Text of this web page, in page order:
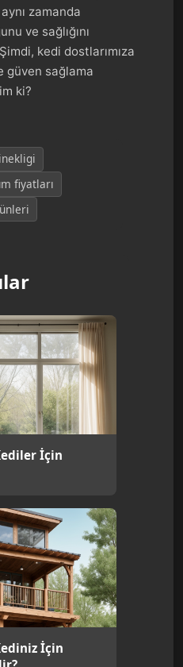
zamanda
ve sağlığını
kedi dostlarımıza
güven sağlama
ki?
fiyatları
İçin
İçin